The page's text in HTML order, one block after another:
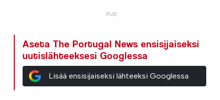
Aseta The Portugal News ensisijaiseksi
uutislähteeksesi Googlessa
Lisää ensisijaiseksi lähteeksi Googlessa